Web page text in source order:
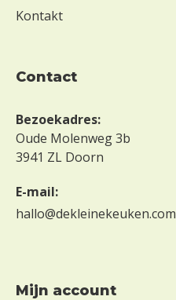
Kontakt
contact
Bezoekadres:
Oude Molenweg 3b
3941 ZL Doorn
E-mail:
hallo@dekleinekeuken.com
mijn account